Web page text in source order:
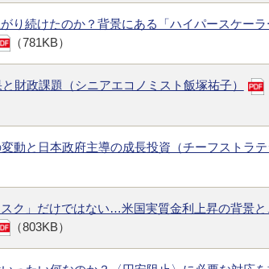
り続けたのか？背景にある「ハイパースケーラ
（781KB）
財政課題（シニアエコノミスト飯塚祐子）
動と日本政府主導の成長投資（チーフストラテ
ク」だけではない…米国実質金利上昇の背景と
（803KB）